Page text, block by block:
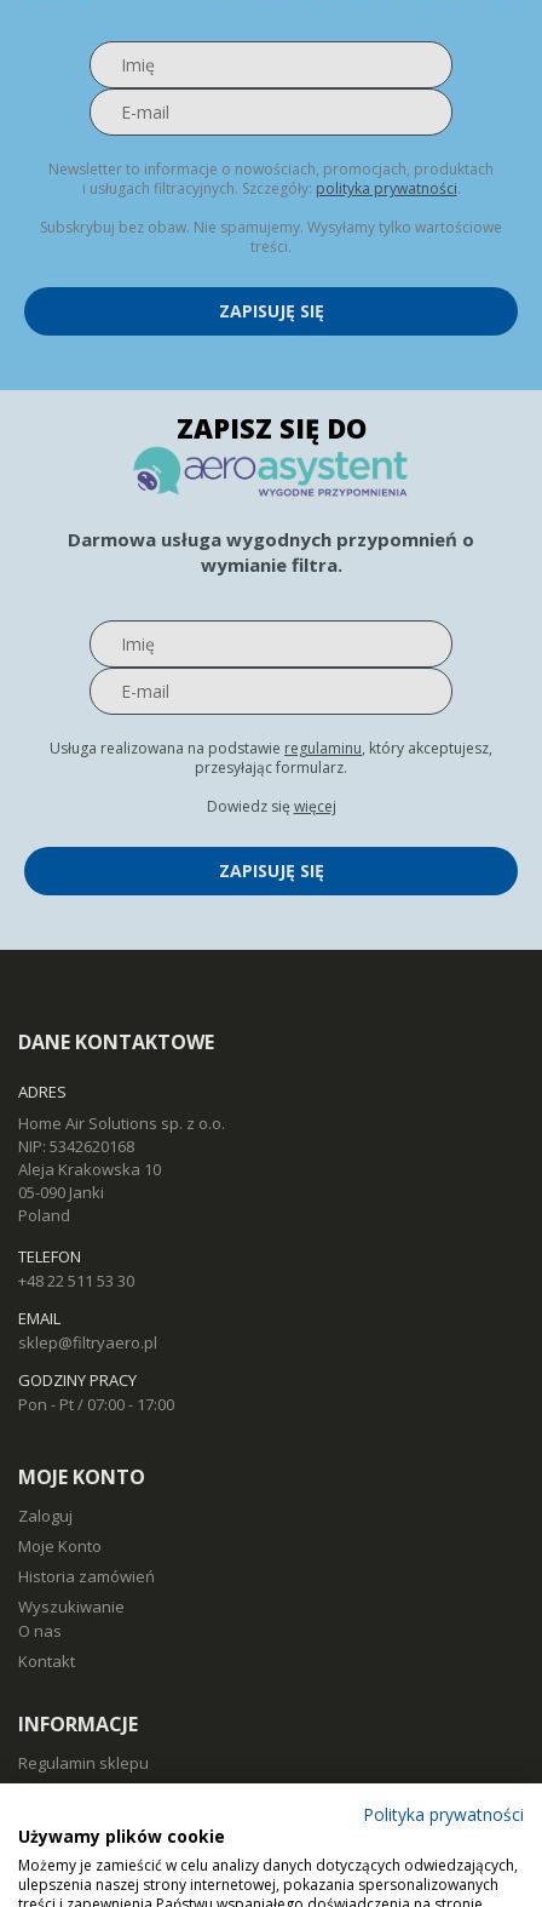
Newsletter to informacje o nowościach, promocjach, produktach
i usługach filtracyjnych. Szczegóły: polityka prywatności.
Subskrybuj bez obaw. Nie spamujemy. Wysyłamy tylko wartościowe
treści.
ZAPISUJĘ SIĘ
ZAPISZ SIĘ DO
Darmowa usługa wygodnych przypomnień o
wymianie filtra.
Usługa realizowana na podstawie regulaminu, który akceptujesz,
przesyłając formularz.
Dowiedz się więcej
ZAPISUJĘ SIĘ
DANE KONTAKTOWE
ADRES
Home Air Solutions sp. z o.o.
NIP: 5342620168
Aleja Krakowska 10
05-090 Janki
Poland
TELEFON
+48 22 511 53 30
EMAIL
sklep@filtryaero.pl
GODZINY PRACY
Pon - Pt / 07:00 - 17:00
MOJE KONTO
Zaloguj
Moje Konto
Historia zamówień
Wyszukiwanie
O nas
Kontakt
INFORMACJE
Regulamin sklepu
Koszty i czas dostawy
Zwroty i reklamacje
Polityka prywatności
Używamy plików cookie
Możemy je zamieścić w celu analizy danych dotyczących odwiedzających,
ulepszenia naszej strony internetowej, pokazania spersonalizowanych